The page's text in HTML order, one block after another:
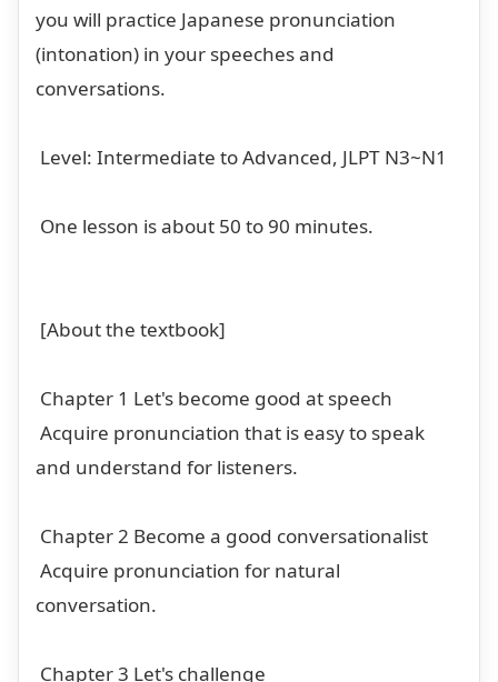
you will practice Japanese pronunciation
(intonation) in your speeches and
conversations.
Level: Intermediate to Advanced, JLPT N3~N1
One lesson is about 50 to 90 minutes.
[About the textbook]
Chapter 1 Let's become good at speech
Acquire pronunciation that is easy to speak
and understand for listeners.
Chapter 2 Become a good conversationalist
Acquire pronunciation for natural
conversation.
Chapter 3 Let's challenge